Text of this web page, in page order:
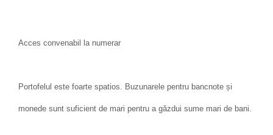
Acces convenabil la numerar
Portofelul este foarte spatios. Buzunarele pentru bancnote și
monede sunt suficient de mari pentru a găzdui sume mari de bani.